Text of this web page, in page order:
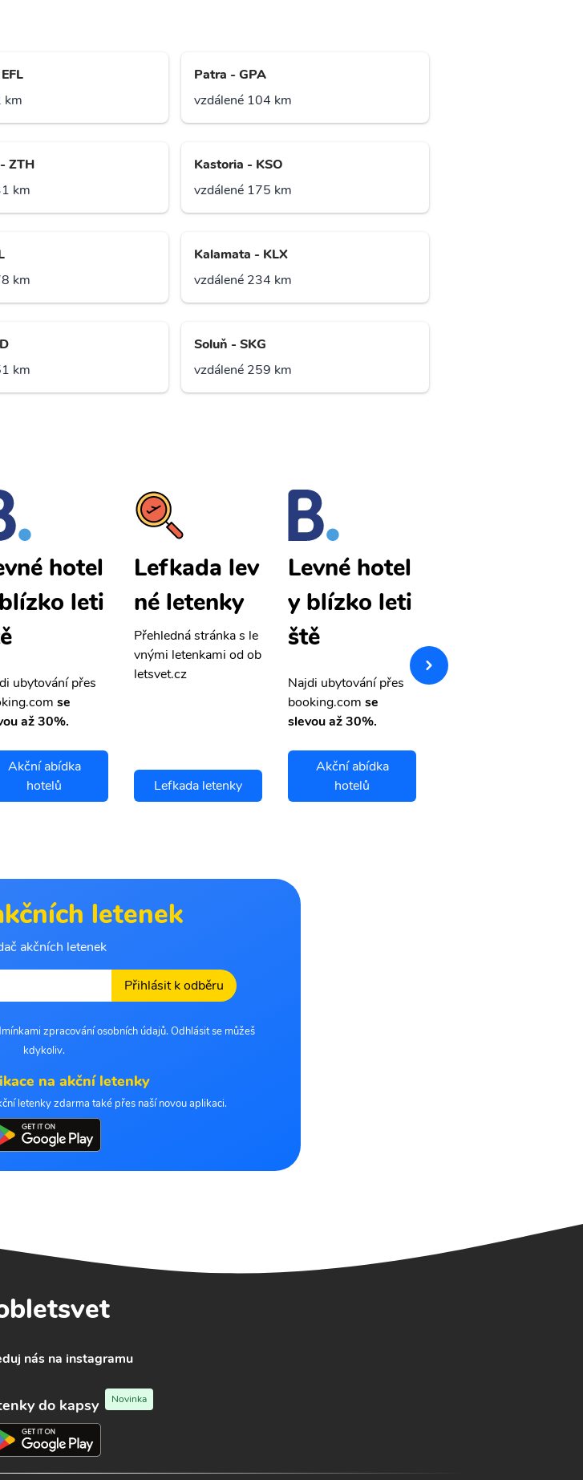
km
Patra - GPA
vzdálené 104 km
ZTH
km
Kastoria - KSO
vzdálené 175 km
km
Kalamata - KLX
vzdálené 234 km
km
Soluň - SKG
vzdálené 259 km
hotel
leti
ubytování přes
se
až 30%.
Akční abídka
hotelů
Lefkada lev
né letenky
Přehledná stránka s le
vnými letenkami od ob
letsvet.cz
Lefkada letenky
Levné hotel
y blízko leti
ště
Najdi ubytování přes
booking.com se
slevou až 30%.
Akční abídka
hotelů
vnými letenkami od ob
letsvet.cz
letenek
akčních letenek
Přihlásit k odběru
zpracování osobních údajů. Odhlásit se můžeš
kdykoliv.
na akční letenky
letenky zdarma také přes naší novou aplikaci.
nás na instagramu
do kapsy Novinka